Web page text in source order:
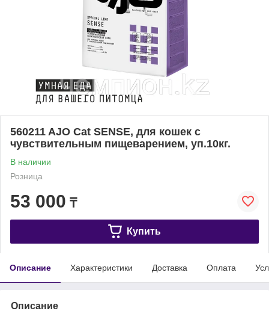
560211 AJO Cat SENSE, для кошек с
чувствительным пищеварением, уп.10кг.
В наличии
Розница
53 000 ₸
Купить
Описание Характеристики Доставка Оплата
Описание